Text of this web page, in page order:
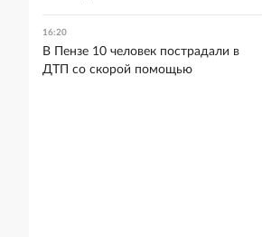
16:20
В Пензе 10 человек пострадали в
ДТП со скорой помощью